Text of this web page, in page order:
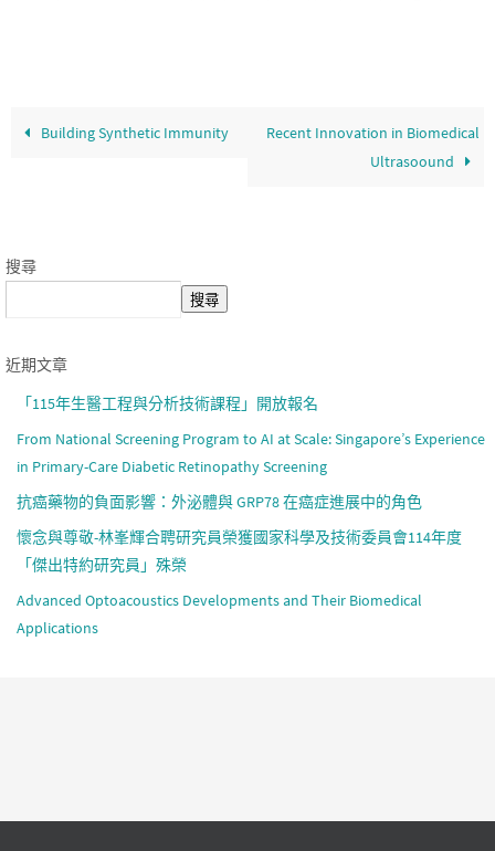
Building Synthetic Immunity
Recent Innovation in Biomedical
Ultrasoound
搜尋
搜尋
近期文章
「115年生醫工程與分析技術課程」開放報名
From National Screening Program to AI at Scale: Singapore’s Experience
in Primary-Care Diabetic Retinopathy Screening
抗癌藥物的負面影響：外泌體與 GRP78 在癌症進展中的角色
懷念與尊敬-林峯輝合聘研究員榮獲國家科學及技術委員會114年度
「傑出特約研究員」殊榮
Advanced Optoacoustics Developments and Their Biomedical
Applications